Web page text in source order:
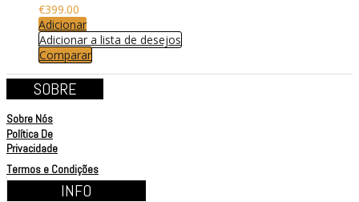
€399.00
Adicionar
Adicionar a lista de desejos
Comparar
SOBRE
Sobre Nós
Política De
Privacidade
Termos e Condições
INFO